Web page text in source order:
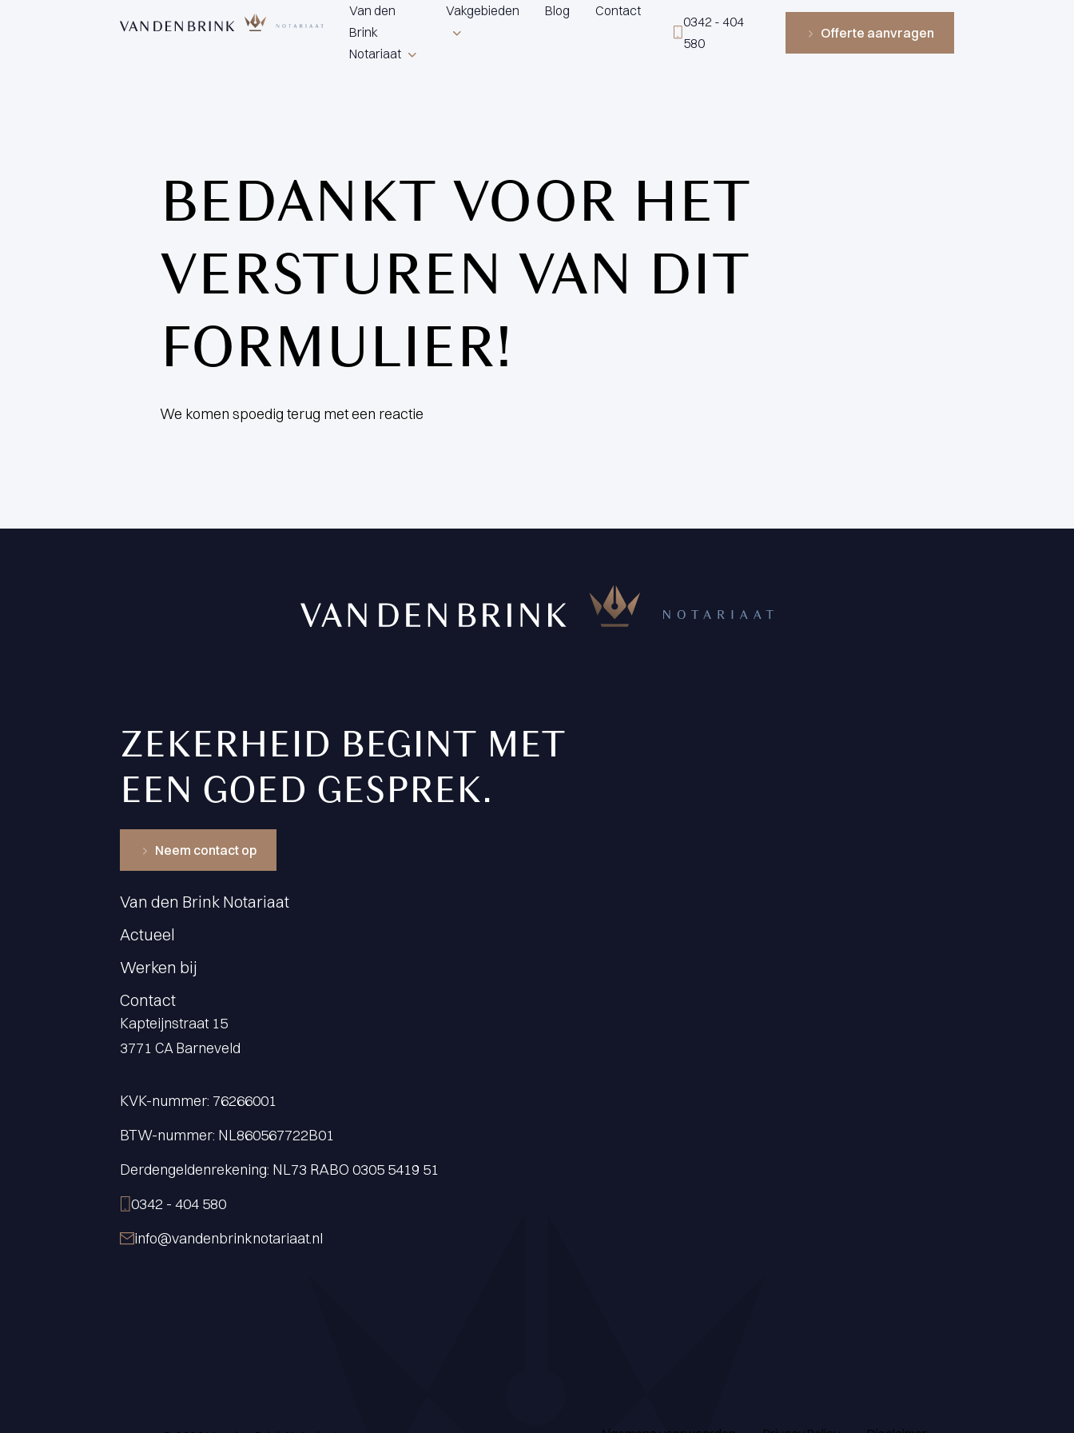
Van den
Brink
Notariaat
Vakgebieden Blog Contact
0342 - 404
580
Offerte aanvragen
BEDANKT VOOR HET
VERSTUREN VAN DIT
FORMULIER!
We komen spoedig terug met een reactie
ZEKERHEID BEGINT MET
EEN GOED GESPREK.
Neem contact op
Van den Brink Notariaat
Actueel
Werken bij
Contact
Kapteijnstraat 15
3771 CA Barneveld
KVK-nummer: 76266001
BTW-nummer: NL860567722B01
Derdengeldenrekening: NL73 RABO 0305 5419 51
0342 - 404 580
info@vandenbrinknotariaat.nl